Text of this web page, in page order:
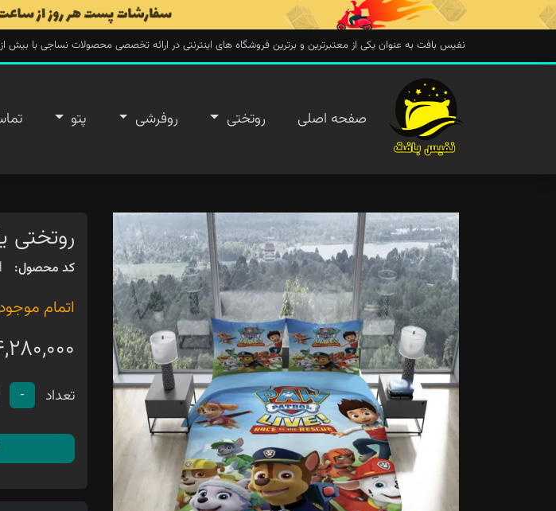
نفیس بافت به عنوان یکی از معتبرترین و برترین فروشگاه های اینترنتی در ارائه تخصصی محصولات نساجی با بیش از 12سال تجربه ...
صفحه اصلی روتختی روفرشی پتو
کد محصول:
اتمام
۴,۲۸۰,۰۰۰
تعداد -